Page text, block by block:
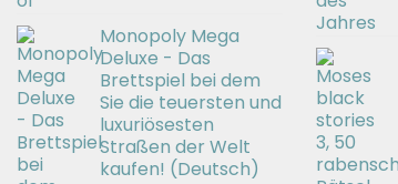
mit
2.66
von 5
Monopoly Mega
Deluxe - Das
Brettspiel bei dem
Sie die teuersten und
luxuriösesten
Straßen der Welt
kaufen! (Deutsch)